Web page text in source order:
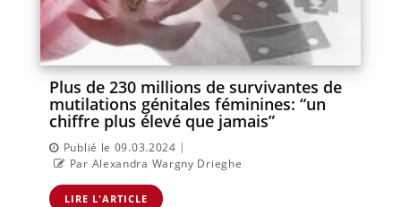
Plus de 230 millions de survivantes de
mutilations génitales féminines: “un
chiffre plus élevé que jamais”
Publié le 09.03.2024 |
Par Alexandra Wargny Drieghe
LIRE L'ARTICLE